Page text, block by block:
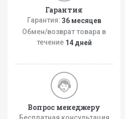
Гарантия
Гарантия: 36 месяцев
Обмен/возврат товара в
течение 14 дней
Вопрос менеджеру